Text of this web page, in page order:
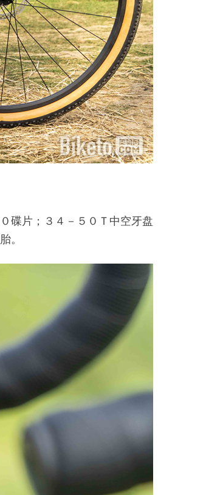
碟片；３４－５０Ｔ中空牙盘
。